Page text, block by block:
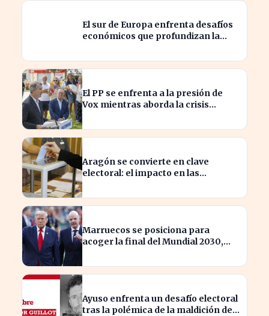
El sur de Europa enfrenta desafíos
económicos que profundizan la
El PP se enfrenta a la presión de
Vox mientras aborda la crisis
Aragón se convierte en clave
electoral: el impacto en las
Marruecos se posiciona para
acoger la final del Mundial 2030,
Ayuso enfrenta un desafío electoral
tras la polémica de la maldición de